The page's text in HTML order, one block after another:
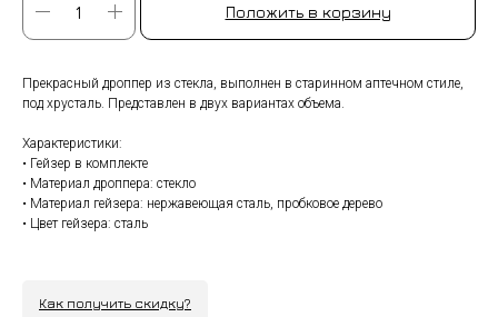
Положить в корзину
Прекрасный дроппер из стекла, выполнен в старинном аптечном стиле,
под хрусталь. Представлен в двух вариантах объема.
Характеристики:
• Гейзер в комплекте
• Материал дроппера: стекло
• Материал гейзера: нержавеющая сталь, пробковое дерево
• Цвет гейзера: сталь
Как получить скидку?